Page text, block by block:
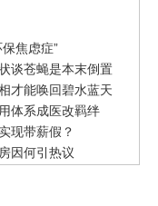
焦虑症”
谈苍蝇是本末倒置
才能唤回碧水蓝天
体系成医改羁绊
现带薪假？
因何引热议